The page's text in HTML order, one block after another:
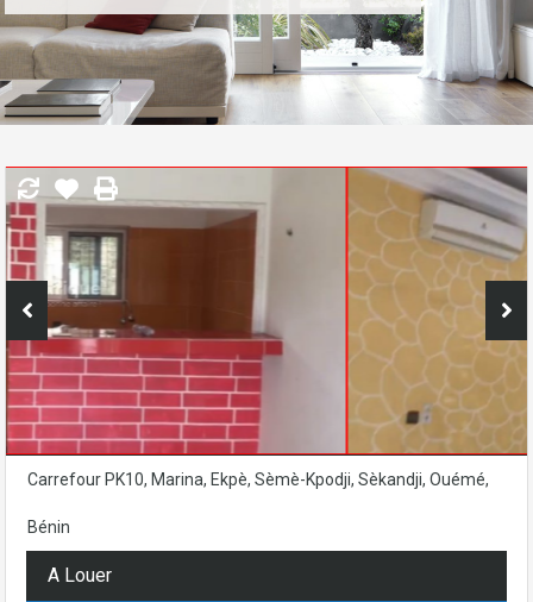
Carrefour PK10, Marina, Ekpè, Sèmè-Kpodji, Sèkandji, Ouémé,
Bénin
A Louer